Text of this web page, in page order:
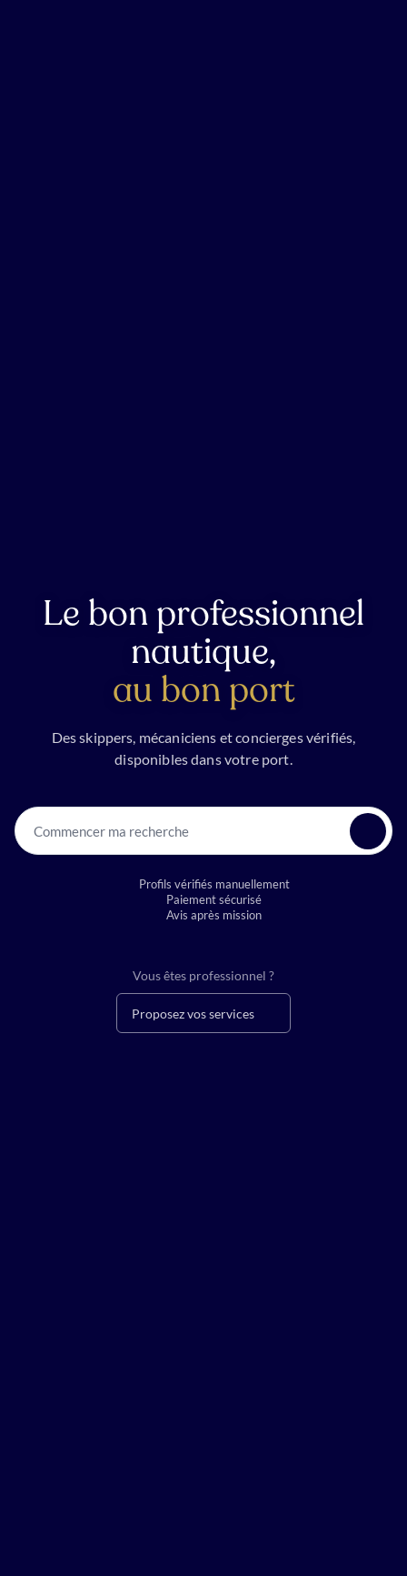
Le bon professionnel
nautique,
au bon port
Des skippers, mécaniciens et concierges vérifiés,
disponibles dans votre port.
Commencer ma recherche
Profils vérifiés manuellement
Paiement sécurisé
Avis après mission
Vous êtes professionnel ?
Proposez vos services